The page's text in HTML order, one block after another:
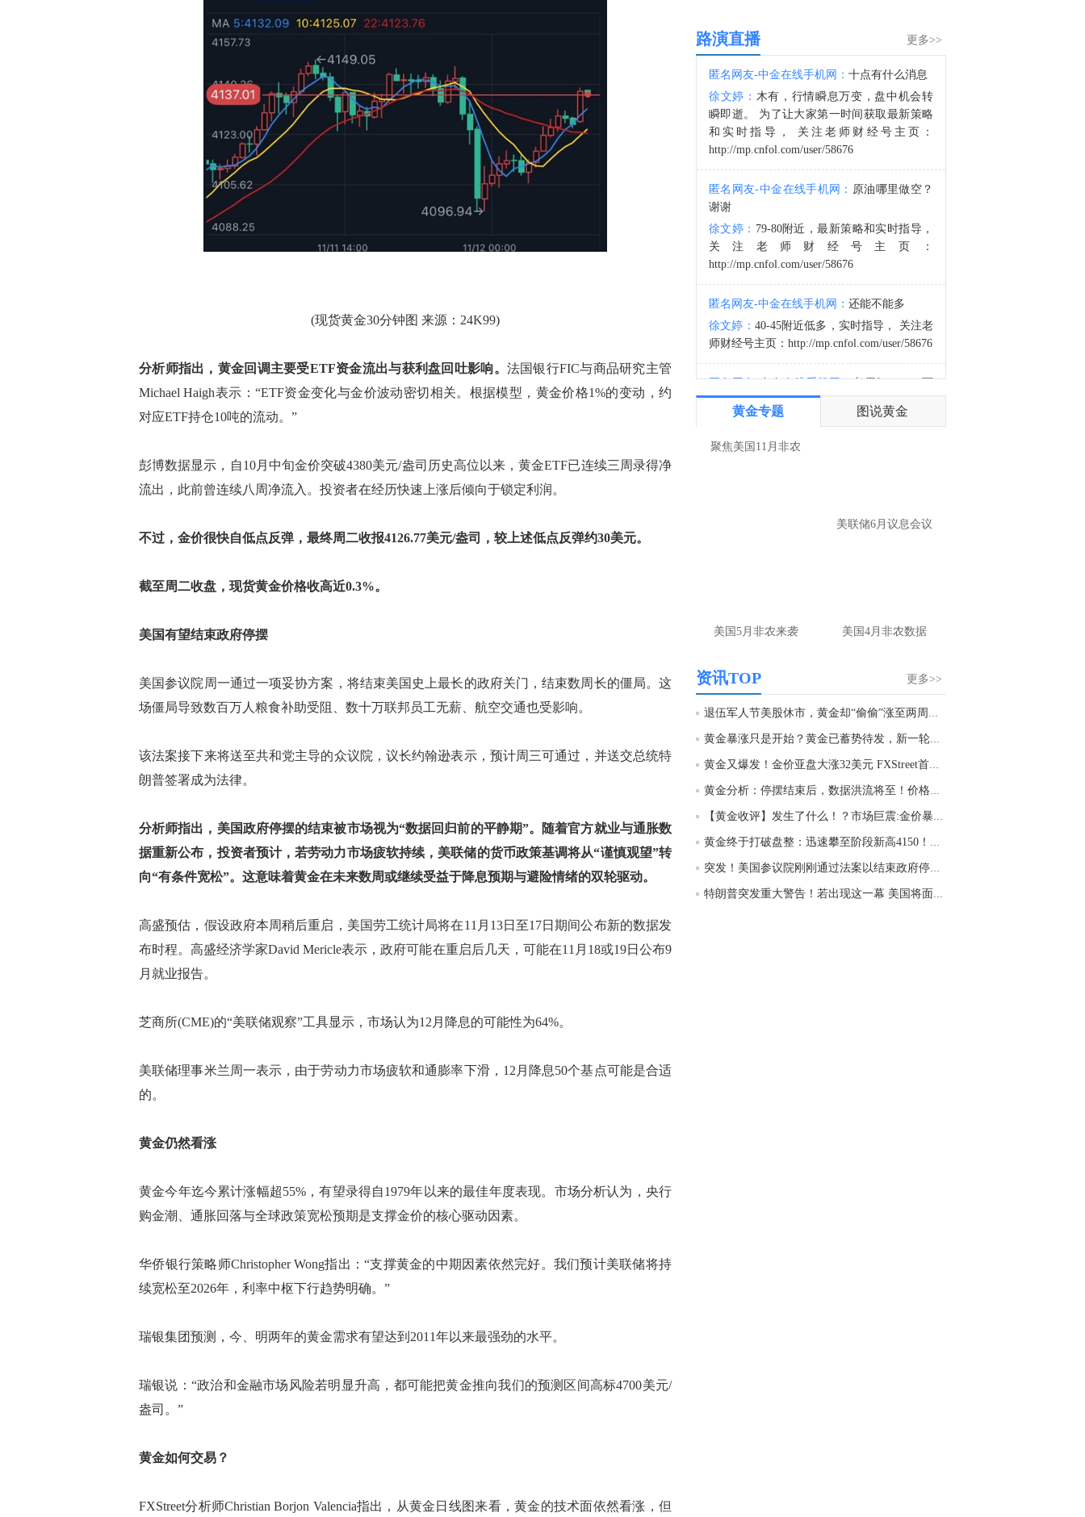
(现货黄金30分钟图 来源：24K99)
分析师指出，黄金回调主要受ETF资金流出与获利盘回吐影响。 法国银行FIC与商品研究主管
Michael Haigh表示：“ETF资金变化与金价波动密切相关。根据模型，黄金价格1%的变动，约
对应ETF持仓10吨的流动。”
彭博数据显示，自10月中旬金价突破4380美元/盎司历史高位以来，黄金ETF已连续三周录得净
流出，此前曾连续八周净流入。投资者在经历快速上涨后倾向于锁定利润。
不过，金价很快自低点反弹，最终周二收报4126.77美元/盎司，较上述低点反弹约30美元。
截至周二收盘，现货黄金价格收高近0.3%。
美国有望结束政府停摆
美国参议院周一通过一项妥协方案，将结束美国史上最长的政府关门，结束数周长的僵局。这
场僵局导致数百万人粮食补助受阻、数十万联邦员工无薪、航空交通也受影响。
该法案接下来将送至共和党主导的众议院，议长约翰逊表示，预计周三可通过，并送交总统特
朗普签署成为法律。
分析师指出，美国政府停摆的结束被市场视为“数据回归前的平静期”。随着官方就业与通胀数
据重新公布，投资者预计，若劳动力市场疲软持续，美联储的货币政策基调将从“谨慎观望”转
向“有条件宽松”。这意味着黄金在未来数周或继续受益于降息预期与避险情绪的双轮驱动。
高盛预估，假设政府本周稍后重启，美国劳工统计局将在11月13日至17日期间公布新的数据发
布时程。高盛经济学家David Mericle表示，政府可能在重启后几天，可能在11月18或19日公布9
月就业报告。
芝商所(CME)的“美联储观察”工具显示，市场认为12月降息的可能性为64%。
美联储理事米兰周一表示，由于劳动力市场疲软和通膨率下滑，12月降息50个基点可能是合适
的。
黄金仍然看涨
黄金今年迄今累计涨幅超55%，有望录得自1979年以来的最佳年度表现。市场分析认为，央行
购金潮、通胀回落与全球政策宽松预期是支撑金价的核心驱动因素。
华侨银行策略师Christopher Wong指出：“支撑黄金的中期因素依然完好。我们预计美联储将持
续宽松至2026年，利率中枢下行趋势明确。”
瑞银集团预测，今、明两年的黄金需求有望达到2011年以来最强劲的水平。
瑞银说：“政治和金融市场风险若明显升高，都可能把黄金推向我们的预测区间高标4700美元/
盎司。”
黄金如何交易？
FXStreet分析师Christian Borjon Valencia指出，从黄金日线图来看，黄金的技术面依然看涨，但
22:05:11
22:04:56
阿联酋阿布扎比国家石油公司ADNOC：本周在霍尔木兹海峡过境时三艘船只遭到袭击。
更多>>
路演直播
匿名网友-中金在线手机网： 十点有什么消息
徐文婷： 木有，行情瞬息万变，盘中机会转
瞬即逝。 为了让大家第一时间获取最新策略
和实时指导， 关注老师财经号主页：
http://mp.cnfol.com/user/58676
匿名网友-中金在线手机网： 原油哪里做空？
谢谢
徐文婷： 79-80附近，最新策略和实时指导，
关注老师财经号主页：
http://mp.cnfol.com/user/58676
匿名网友-中金在线手机网： 还能不能多
徐文婷： 40-45附近低多，实时指导， 关注老
师财经号主页：http://mp.cnfol.com/user/58676
匿名网友-中金在线手机网：老师好，4345可
以多吗？
让大家第一时间获取最新策略和实时指
匿名网友-中金在线手机网：
黄金多，看到什
徐文婷：
时指导， 关注老师财经号主页：
http://mp.cnfol.com/user/58676
匿名网友-中金在线手机网：止损多少 老师
徐文婷：7美金
度。70一50？。
徐文婷：带上止损博弈，实时指导， 关注老
师财经号主页：http://mp.cnfol.com/user/58676
匿名网友-中金在线手机网： 老师好，金现在
黄金专题 图说黄金
聚焦美国11月非农
美联储6月议息会议
美国5月非农来袭 美国4月非农数据
更多>>
资讯TOP
退伍军人节美股休市，黄金却“偷偷”涨至两周半...
黄金暴涨只是开始？黄金已蓄势待发，新一轮上涨...
黄金又爆发！金价亚盘大涨32美元 FXStreet首席...
黄金分析：停摆结束后，数据洪流将至！价格能否...
【黄金收评】发生了什么！？市场巨震:金价暴跌5...
黄金终于打破盘整：迅速攀至阶段新高4150！空头...
突发！美国参议院刚刚通过法案以结束政府停摆 ...
特朗普突发重大警告！若出现这一幕 美国将面临...